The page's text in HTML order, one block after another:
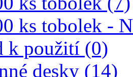
ks tobolek -
k použití (0)
desky (14)